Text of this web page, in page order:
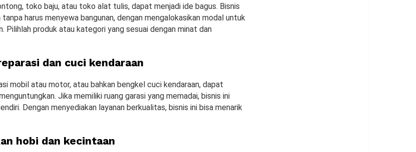
toko baju, atau toko alat tulis, dapat menjadi ide bagus. Bisnis
harus menyewa bangunan, dengan mengalokasikan modal untuk
Pilihlah produk atau kategori yang sesuai dengan minat dan
dan cuci kendaraan
mobil atau motor, atau bahkan bengkel cuci kendaraan, dapat
Jika memiliki ruang garasi yang memadai, bisnis ini
Dengan menyediakan layanan berkualitas, bisnis ini bisa menarik
hobi dan kecintaan